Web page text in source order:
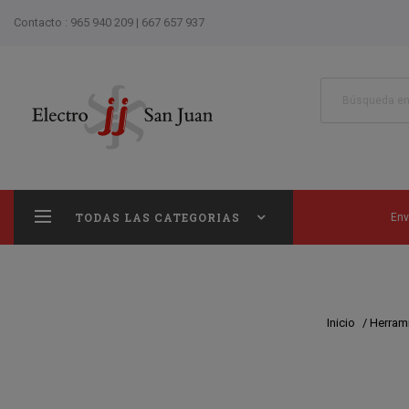
Contacto : 965 940 209 | 667 657 937
TODAS LAS CATEGORIAS
Inicio /